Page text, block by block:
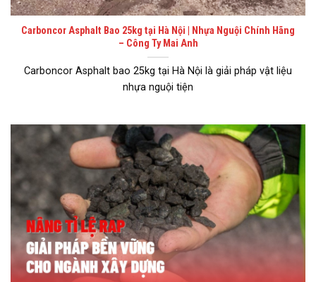
Carboncor Asphalt Bao 25kg tại Hà Nội | Nhựa Nguội Chính Hãng
– Công Ty Mai Anh
Carboncor Asphalt bao 25kg tại Hà Nội là giải pháp vật liệu
nhựa nguội tiện